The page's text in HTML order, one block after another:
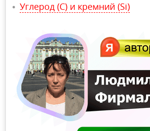
Углерод (C) и кремний (Si)